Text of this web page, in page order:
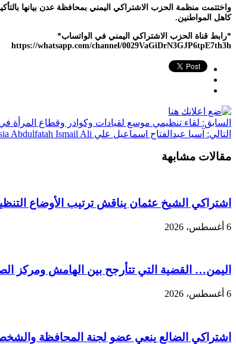
واختتمت منظمة الحزب الاشتراكي اليمني بمحافظة عدن بيانها
كاهل المواطنين.
*رابط قناة الحزب الاشتراكي اليمني في الواتساب*
https://whatsapp.com/channel/0029VaGiDrN3GJP6tpE7th3h
السابق: لقاء تنظيمي موسع لقيادات وكوادر وقطاع المرأة
التالي: آسيا عبدالفتاح اسماعيل علي Asia Abdulfatah Ismail Ali تنفي صلتها بصفحات تنتحل اسمها وتؤكد: حسابي الرسمي الوحيد على فيسبوك معروف ومعلن…
مقالات مشابهة
اشتراكي الشيخ عثمان يناقش ترتيب الأوضاع
6 أغسطس، 2026
اليمن… القضية التي تتأرجح بين الهامش ومركز
6 أغسطس، 2026
اشتراكي الضالع ينعي عضو لجنة المحافظة